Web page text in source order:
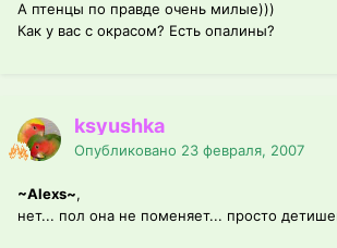
А птенцы по правде очень милые)))
Как у вас с окрасом? Есть опалины?
ksyushka
Опубликовано 23 февраля, 2007
~Alexs~,
нет... пол она не поменяет... просто